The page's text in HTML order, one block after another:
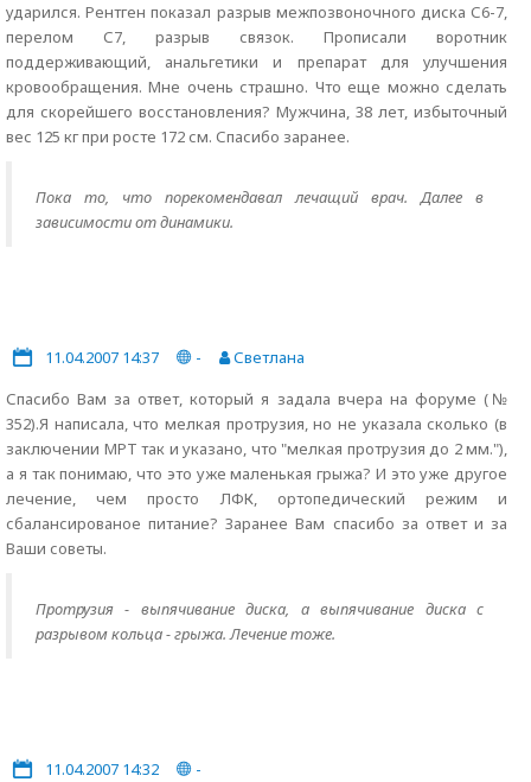
ударился. Рентген показал разрыв межпозвоночного диска С6-7,
перелом С7, разрыв связок. Прописали воротник
поддерживающий, анальгетики и препарат для улучшения
кровообращения. Мне очень страшно. Что еще можно сделать
для скорейшего восстановления? Мужчина, 38 лет, избыточный
вес 125 кг при росте 172 см. Спасибо заранее.
Пока то, что порекомендавал лечащий врач. Далее в
зависимости от динамики.
11.04.2007 14:37 -
Светлана
Спасибо Вам за ответ, который я задала вчера на форуме (№
352).Я написала, что мелкая протрузия, но не указала сколько (в
заключении МРТ так и указано, что "мелкая протрузия до 2 мм."),
а я так понимаю, что это уже маленькая грыжа? И это уже другое
лечение, чем просто ЛФК, ортопедический режим и
сбалансированое питание? Заранее Вам спасибо за ответ и за
Ваши советы.
Протрузия - выпячивание диска, а выпячивание диска с
разрывом кольца - грыжа. Лечение тоже.
11.04.2007 14:32 -